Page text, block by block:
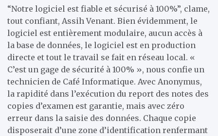
“Notre logiciel est fiable et sécurisé à 100%”, clame,
tout confiant, Assih Venant. Bien évidemment, le
logiciel est entièrement modulaire, aucun accès à
la base de données, le logiciel est en production
directe et tout le travail se fait en réseau local. «
C’est un gage de sécurité à 100% », nous confie un
technicien de Café Informatique. Avec Anonymus,
la rapidité dans l’exécution du report des notes des
copies d’examen est garantie, mais avec zéro
erreur dans la saisie des données. Chaque copie
disposerait d’une zone d’identification renfermant